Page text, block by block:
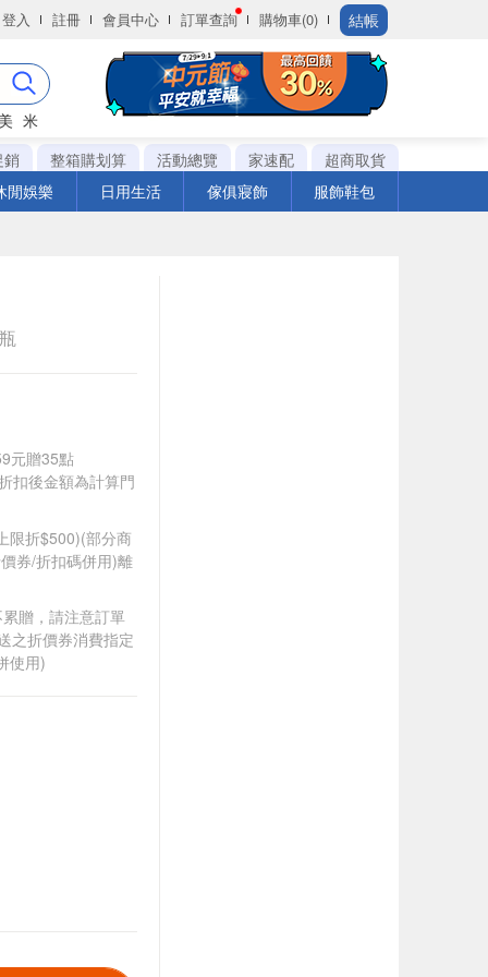
登入 註冊 會員中心 訂單查詢 購物車(0) 結帳
米
銷
整箱購划算 活動總覽 家速配
超商取貨
閒娛樂
日用生活 傢俱寢飾 服飾鞋包
元贈35點
扣後金額為計算門
限折$500)(部分商
券/折扣碼併用)離
贈，請注意訂單
之折價券消費指定
使用)